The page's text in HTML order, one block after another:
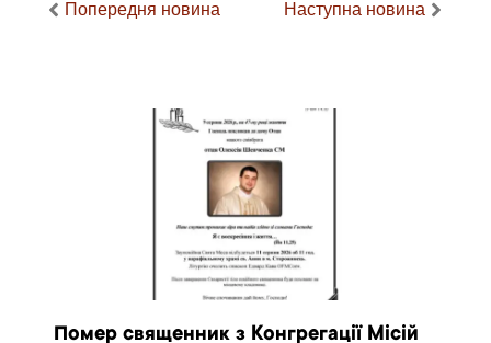
Попередня новина Наступна новина
Помер священник з Конгрегації Місій